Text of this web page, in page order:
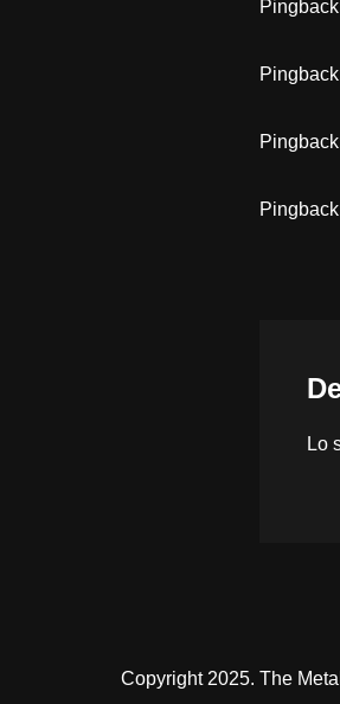
Lo
Copyright 2025. The